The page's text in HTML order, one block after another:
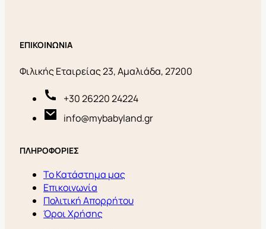
ΕΠΙΚΟΙΝΩΝΙΑ
Φιλικής Εταιρείας 23, Αμαλιάδα, 27200
+30 26220 24224
info@mybabyland.gr
ΠΛΗΡΟΦΟΡΙΕΣ
Το Κατάστημα μας
Επικοινωνία
Πολιτική Απορρήτου
Όροι Χρήσης